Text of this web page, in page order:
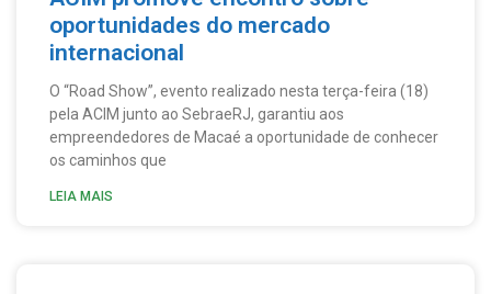
oportunidades do mercado
internacional
O “Road Show”, evento realizado nesta terça-feira (18)
pela ACIM junto ao SebraeRJ, garantiu aos
empreendedores de Macaé a oportunidade de conhecer
os caminhos que
LEIA MAIS